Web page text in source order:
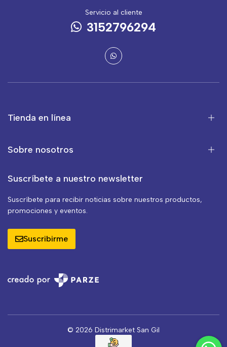
Servicio al cliente
3152796294
Tienda en línea
Sobre nosotros
Suscríbete a nuestro newsletter
Suscríbete para recibir noticias sobre nuestros productos,
promociones y eventos.
Suscribirme
© 2026 Distrimarket San Gil